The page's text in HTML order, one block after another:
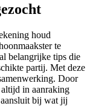
houd
te
belangrijke tips die
partij. Met deze
Door
in aanraking
bij wat jij